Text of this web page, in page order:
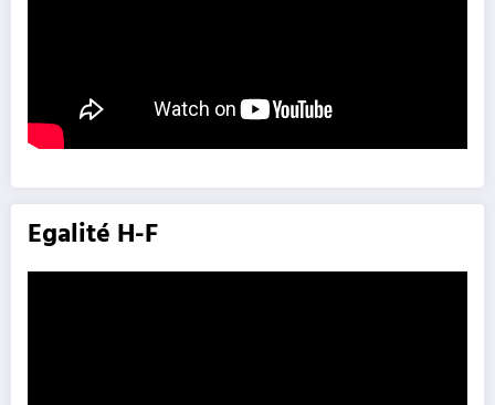
Egalité H-F